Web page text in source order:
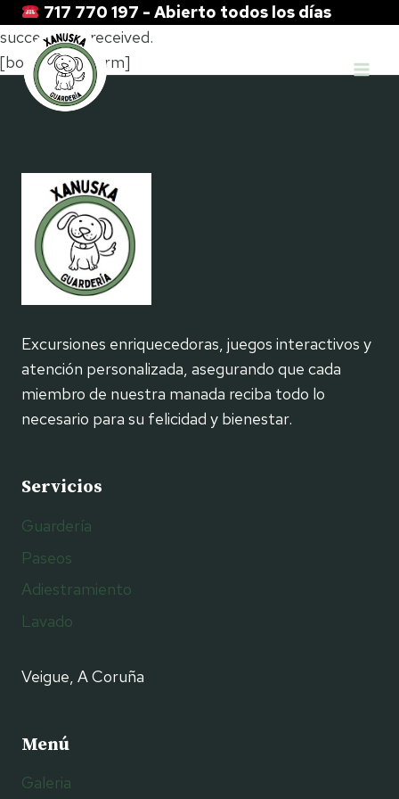
Saltar
al
contenido
717 770 197 - Abierto todos los días
Thank you for your booking. Your booking has been
successfully received.
[booking_confirm]
Excursiones enriquecedoras, juegos interactivos y
atención personalizada, asegurando que cada
miembro de nuestra manada reciba todo lo
necesario para su felicidad y bienestar.
Servicios
Guardería
Paseos
Adiestramiento
Lavado
Veigue, A Coruña
Menú
Galeria